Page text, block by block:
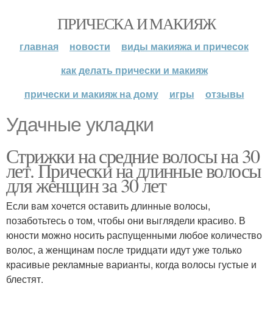
ПРИЧЕСКА И МАКИЯЖ
главная новости
виды макияжа и причесок
как делать прически и макияж
прически и макияж на дому
игры отзывы
Удачные укладки
Стрижки на средние волосы на 30
лет. Прически на длинные волосы
для женщин за 30 лет
Если вам хочется оставить длинные волосы,
позаботьтесь о том, чтобы они выглядели красиво. В
юности можно носить распущенными любое количество
волос, а женщинам после тридцати идут уже только
красивые рекламные варианты, когда волосы густые и
блестят.